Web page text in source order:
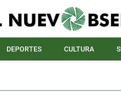
DEPORTES CULTURA